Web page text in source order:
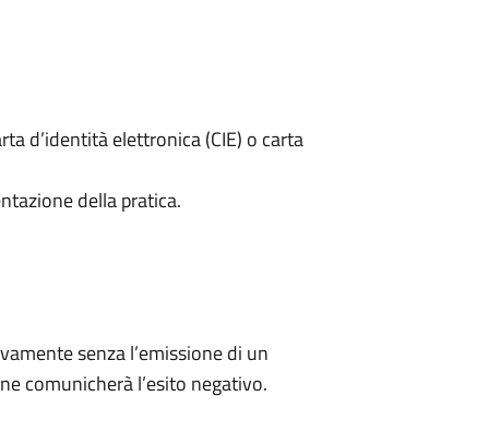
d’identità elettronica (CIE) o carta
della pratica.
senza l’emissione di un
comunicherà l’esito negativo.